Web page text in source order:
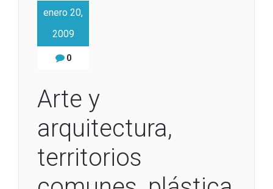
enero 20,
2009
0
Arte y
arquitectura,
territorios